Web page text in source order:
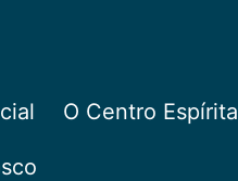
O Centro Espírita